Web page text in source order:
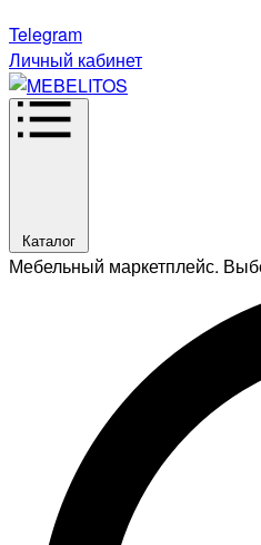
Telegram
Личный кабинет
Каталог
Мебельный маркетплейс.